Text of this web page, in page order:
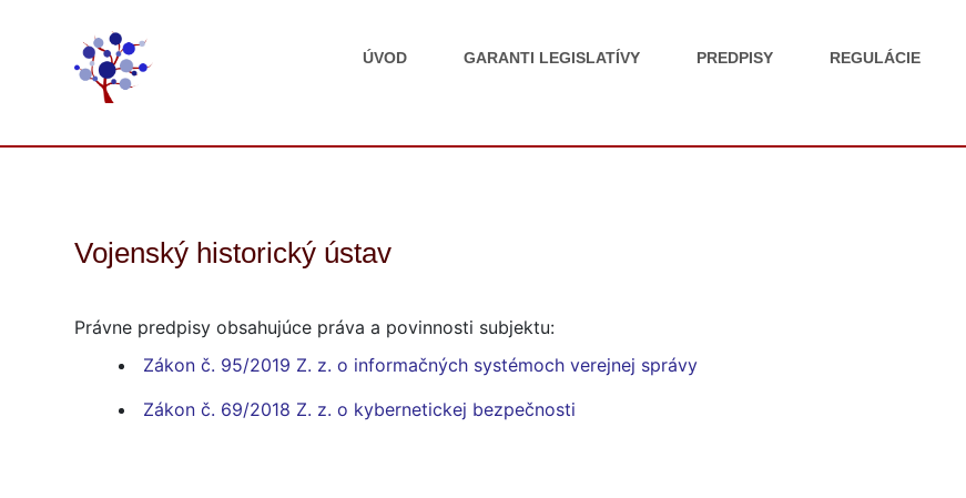
ÚVOD GARANTI LEGISLATÍVY PREDPISY REGULÁCIE
Vojenský historický ústav
Právne predpisy obsahujúce práva a povinnosti subjektu:
Zákon č. 95/2019 Z. z. o informačných systémoch verejnej správy
Zákon č. 69/2018 Z. z. o kybernetickej bezpečnosti